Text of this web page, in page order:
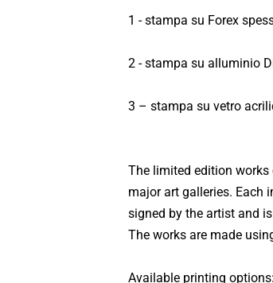
1 - stampa su Forex
2 - stampa su alluminio
3 – stampa su vetro
The limited edition
major art galleries. Each
signed by the artist and
The works are made
Available printing options: